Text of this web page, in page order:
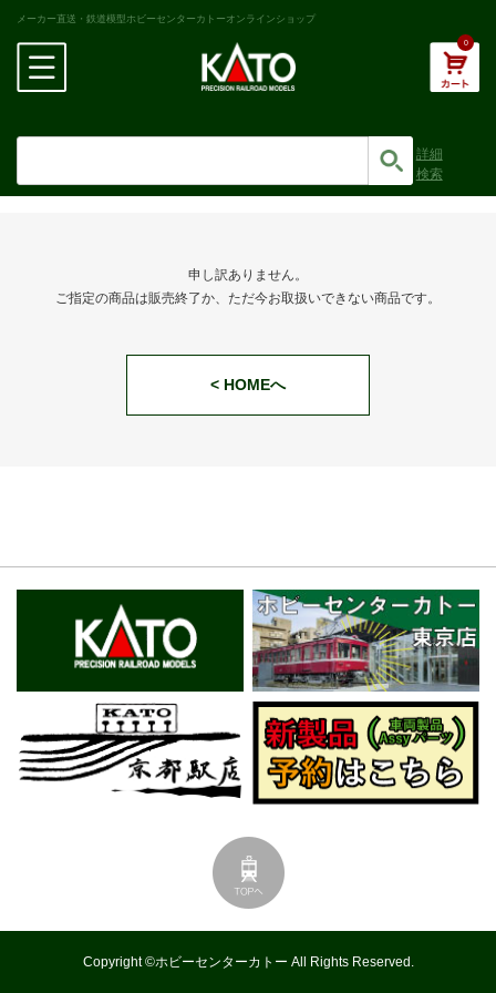
メーカー直送・鉄道模型ホビーセンターカトーオンラインショップ
0
詳細
検索
申し訳ありません。
ご指定の商品は販売終了か、ただ今お取扱いできない商品です。
< HOMEへ
Copyright ©ホビーセンターカトー All Rights Reserved.